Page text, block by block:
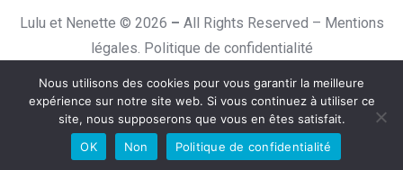
Lulu et Nenette © 2026 – All Rights Reserved – Mentions
légales. Politique de confidentialité
Nous utilisons des cookies pour vous garantir la meilleure
expérience sur notre site web. Si vous continuez à utiliser ce
site, nous supposerons que vous en êtes satisfait.
OK
Non Politique de confidentialité